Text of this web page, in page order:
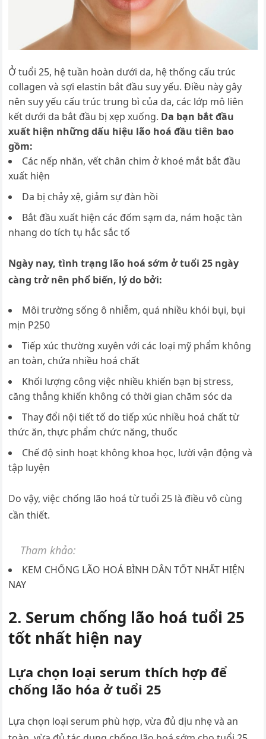
Ở tuổi 25, hệ tuần hoàn dưới da, hệ thống cấu trúc
collagen và sợi elastin bắt đầu suy yếu. Điều này gây
nên suy yếu cấu trúc trung bì của da, các lớp mô liên
kết dưới da bắt đầu bị xẹp xuống. Da bạn bắt đầu
xuất hiện những dấu hiệu lão hoá đầu tiên bao
gồm:
Các nếp nhăn, vết chân chim ở khoé mắt bắt đầu
xuất hiện
Da bị chảy xệ, giảm sự đàn hồi
Bắt đầu xuất hiện các đốm sạm da, nám hoặc tàn
nhang do tích tụ hắc sắc tố
Ngày nay, tình trạng lão hoá sớm ở tuổi 25 ngày
càng trở nên phổ biến, lý do bởi:
Môi trường sống ô nhiễm, quá nhiều khói bụi, bụi
mịn P250
Tiếp xúc thường xuyên với các loại mỹ phẩm không
an toàn, chứa nhiều hoá chất
Khối lượng công việc nhiều khiến bạn bị stress,
căng thẳng khiến không có thời gian chăm sóc da
Thay đổi nội tiết tố do tiếp xúc nhiều hoá chất từ
thức ăn, thực phẩm chức năng, thuốc
Chế độ sinh hoạt không khoa học, lười vận động và
tập luyện
Do vậy, việc chống lão hoá từ tuổi 25 là điều vô cùng
cần thiết.
Tham khảo:
KEM CHỐNG LÃO HOÁ BÌNH DÂN TỐT NHẤT HIỆN
NAY
2. Serum chống lão hoá tuổi 25
tốt nhất hiện nay
Lựa chọn loại serum thích hợp để
chống lão hóa ở tuổi 25
Lựa chọn loại serum phù hợp, vừa đủ dịu nhẹ và an